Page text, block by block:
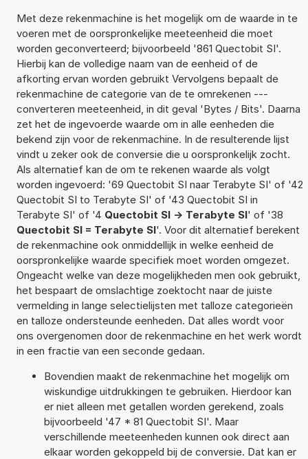
Met deze rekenmachine is het mogelijk om de waarde in te
voeren met de oorspronkelijke meeteenheid die moet
worden geconverteerd; bijvoorbeeld '861 Quectobit SI'.
Hierbij kan de volledige naam van de eenheid of de
afkorting ervan worden gebruikt Vervolgens bepaalt de
rekenmachine de categorie van de te omrekenen ---
converteren meeteenheid, in dit geval 'Bytes / Bits'. Daarna
zet het de ingevoerde waarde om in alle eenheden die
bekend zijn voor de rekenmachine. In de resulterende lijst
vindt u zeker ook de conversie die u oorspronkelijk zocht.
Als alternatief kan de om te rekenen waarde als volgt
worden ingevoerd: '69 Quectobit SI naar Terabyte SI' of '42
Quectobit SI to Terabyte SI' of '43 Quectobit SI in
Terabyte SI' of '4 Quectobit SI -> Terabyte SI' of '38
Quectobit SI = Terabyte SI'. Voor dit alternatief berekent
de rekenmachine ook onmiddellijk in welke eenheid de
oorspronkelijke waarde specifiek moet worden omgezet.
Ongeacht welke van deze mogelijkheden men ook gebruikt,
het bespaart de omslachtige zoektocht naar de juiste
vermelding in lange selectielijsten met talloze categorieën
en talloze ondersteunde eenheden. Dat alles wordt voor
ons overgenomen door de rekenmachine en het werk wordt
in een fractie van een seconde gedaan.
Bovendien maakt de rekenmachine het mogelijk om
wiskundige uitdrukkingen te gebruiken. Hierdoor kan
er niet alleen met getallen worden gerekend, zoals
bijvoorbeeld '47 * 81 Quectobit SI'. Maar
verschillende meeteenheden kunnen ook direct aan
elkaar worden gekoppeld bij de conversie. Dat kan er